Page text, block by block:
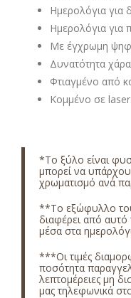
Ημερολόγια για
Ημερολόγια για
Με έγχρωμη
Δυνατότητα
Φτιαγμένο από
Κομμένο σε laser.
*Το ξύλο είναι
μπορεί να
χρωματισμό ανά
**Το εξώφυλλο
διαφέρει από αυτό
μέσα στα
***Οι τιμές
ποσότητα
λεπτομέρειες μη
μας τηλεφωνικά